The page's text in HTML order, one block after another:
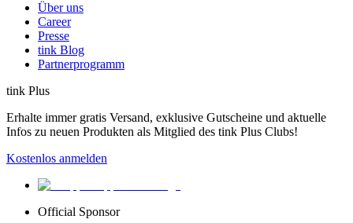
Über uns
Career
Presse
tink Blog
Partnerprogramm
tink Plus
Erhalte immer gratis Versand, exklusive Gutscheine und aktuelle
Infos zu neuen Produkten als Mitglied des tink Plus Clubs!
Kostenlos anmelden
Official Sponsor